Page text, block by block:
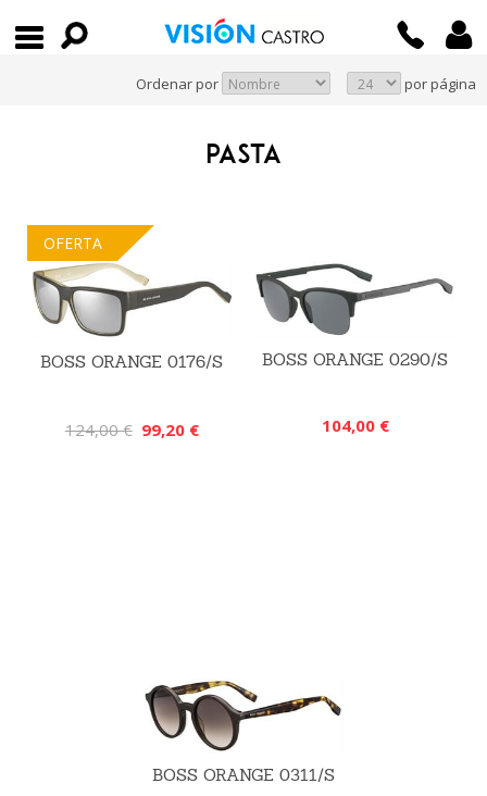
Ordenar por por página
PASTA
OFERTA
BOSS ORANGE 0176/S
124,00 € 99,20 €
BOSS ORANGE 0290/S
104,00 €
BOSS ORANGE 0311/S